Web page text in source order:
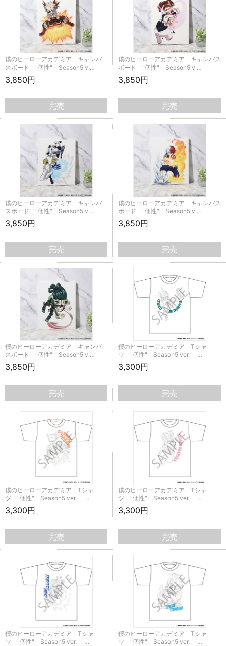
僕のヒーローアカデミア キャンバ
スボード "個性" Season5 v …
3,850円
完売
僕のヒーローアカデミア キャンバス
ボード "個性" Season5 v …
3,850円
完売
僕のヒーローアカデミア キャンバ
スボード "個性" Season5 v …
3,850円
完売
僕のヒーローアカデミア キャンバス
ボード "個性" Season5 v …
3,850円
完売
僕のヒーローアカデミア キャンバ
スボード "個性" Season5 v …
3,850円
完売
僕のヒーローアカデミア Tシャ
ツ "個性" Season5 ver. …
3,300円
完売
僕のヒーローアカデミア Tシャ
ツ "個性" Season5 ver. …
3,300円
完売
僕のヒーローアカデミア Tシャ
ツ "個性" Season5 ver. …
3,300円
完売
僕のヒーローアカデミア Tシャ
ツ "個性" Season5 ver. …
僕のヒーローアカデミア Tシャ
ツ "個性" Season5 ver. …